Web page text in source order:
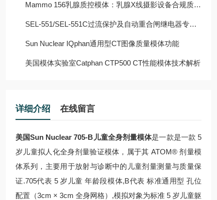
Mammo 156乳腺质控模体：乳腺X线摄影设备合规质控核心解决方案
SEL-551/SEL-551C过流保护及自动重合闸继电器专业论文
Sun Nuclear IQphan通用型CT图像质量模体功能
美国模体实验室Catphan CTP500 CT性能模体技术解析
详细介绍 在线留言
美国Sun Nuclear 705-B儿童全身剂量模体是一款是一款 5
岁儿童拟人化全身剂量验证模体，属于其 ATOM® 剂量模
体系列，主要用于放射与诊断中的儿童剂量测量与质量保
证.705代表 5 岁儿童 年龄段模体,B代表 标准通用型 孔位
配置（3cm × 3cm 全身网格）,模拟对象为标准 5 岁儿童躯